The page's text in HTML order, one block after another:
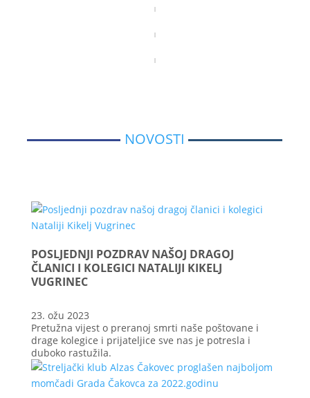
NOVOSTI
POSLJEDNJI POZDRAV NAŠOJ DRAGOJ
ČLANICI I KOLEGICI NATALIJI KIKELJ
VUGRINEC
23. ožu 2023
Pretužna vijest o preranoj smrti naše poštovane i
drage kolegice i prijateljice sve nas je potresla i
duboko rastužila.